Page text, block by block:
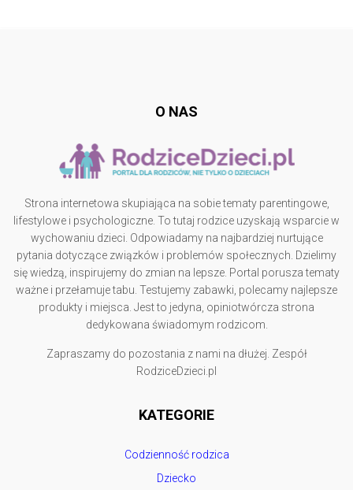
O NAS
Strona internetowa skupiająca na sobie tematy parentingowe,
lifestylowe i psychologiczne. To tutaj rodzice uzyskają wsparcie w
wychowaniu dzieci. Odpowiadamy na najbardziej nurtujące
pytania dotyczące związków i problemów społecznych. Dzielimy
się wiedzą, inspirujemy do zmian na lepsze. Portal porusza tematy
ważne i przełamuje tabu. Testujemy zabawki, polecamy najlepsze
produkty i miejsca. Jest to jedyna, opiniotwórcza strona
dedykowana świadomym rodzicom.
Zapraszamy do pozostania z nami na dłużej. Zespół
RodziceDzieci.pl
KATEGORIE
Codzienność rodzica
Dziecko